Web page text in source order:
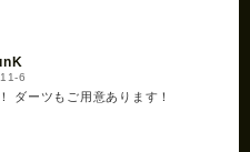
6
ダーツもご用意あります！